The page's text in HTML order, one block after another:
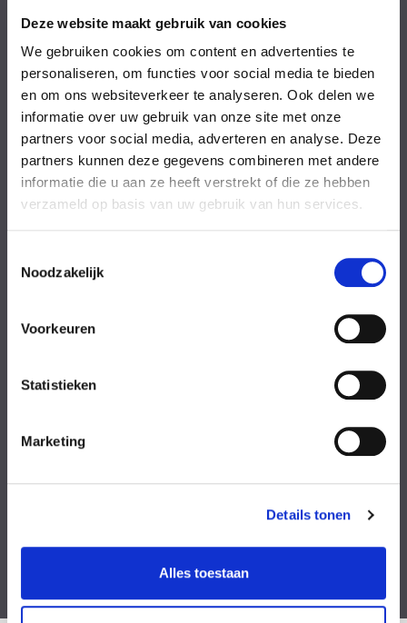
Deze website maakt gebruik van cookies
We gebruiken cookies om content en advertenties te
personaliseren, om functies voor social media te bieden
en om ons websiteverkeer te analyseren. Ook delen we
informatie over uw gebruik van onze site met onze
partners voor social media, adverteren en analyse. Deze
partners kunnen deze gegevens combineren met andere
informatie die u aan ze heeft verstrekt of die ze hebben
verzameld op basis van uw gebruik van hun services.
Noodzakelijk
Voorkeuren
Statistieken
Marketing
Details tonen
Alles toestaan
Zaterdag
Feestdagen
09:00-17:00 uur
Gesloten
Stel uw vraag
Achternaam
Eventuele
opmerkingen
Privacyverklaring
Ik ga akkoord met deprivacy statement&algemene voorwaarden.
algemene voorwaarden